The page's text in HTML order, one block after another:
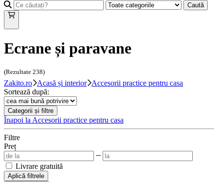
Caută
Ecrane și paravane
(Rezultate 238)
Zakito.ro Acasă și interior
Accesorii practice pentru casa
Sortează după:
Categorii și filtre
Înapoi la Accesorii practice pentru casa
Filtre
Preț
Livrare gratuită
Aplică filtrele